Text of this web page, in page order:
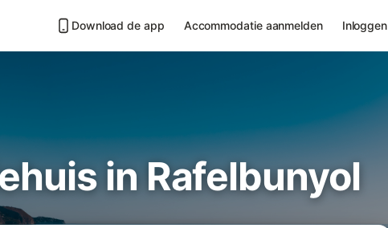
Download de app Accommodatie aanmelden Inloggen
in Rafelbunyol